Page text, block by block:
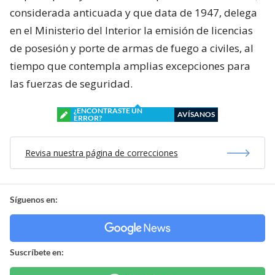
considerada anticuada y que data de 1947, delega
en el Ministerio del Interior la emisión de licencias
de posesión y porte de armas de fuego a civiles, al
tiempo que contempla amplias excepciones para
las fuerzas de seguridad.
¿ENCONTRASTE UN
ERROR?
AVÍSANOS
Revisa nuestra página de correcciones
Síguenos en:
Suscríbete en: